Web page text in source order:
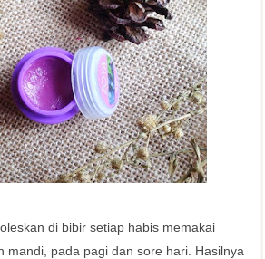
di bibir setiap habis memakai
mandi, pada pagi dan sore hari. Hasilnya